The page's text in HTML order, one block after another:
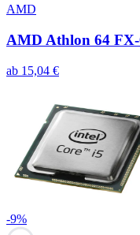
AMD
AMD Athlon 64
ab 15,04 €
-9%